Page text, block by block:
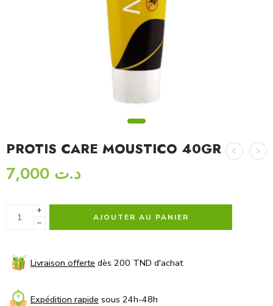
PROTIS CARE MOUSTICO 40GR
د.ت
+
−
AJOUTER AU PANIER
Livraison offerte dès 200 TND d'achat
Expédition rapide sous 24h-48h